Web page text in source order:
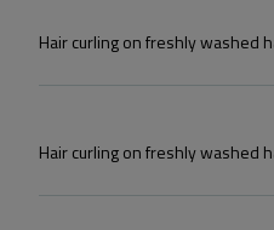
Hair curling on freshly washed
Hair curling on freshly washed